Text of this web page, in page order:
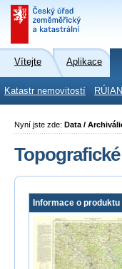
Vítejte Aplikace
Katastr nemovitostí RÚIAN
Nyní jste zde: Data /
Informace o produktu